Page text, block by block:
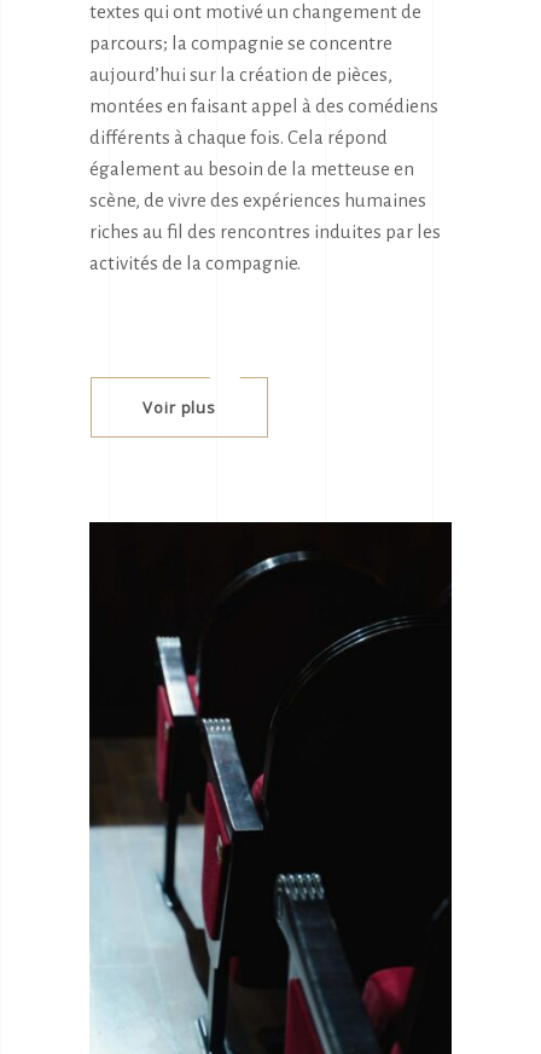
textes qui ont motivé un changement de
parcours; la compagnie se concentre
aujourd’hui sur la création de pièces,
montées en faisant appel à des comédiens
différents à chaque fois. Cela répond
également au besoin de la metteuse en
scène, de vivre des expériences humaines
riches au fil des rencontres induites par les
activités de la compagnie.
Voir plus